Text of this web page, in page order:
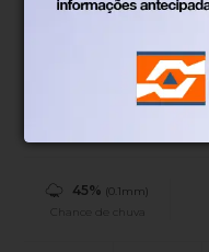
19°
45% (0.1mm)
Chance de chuva